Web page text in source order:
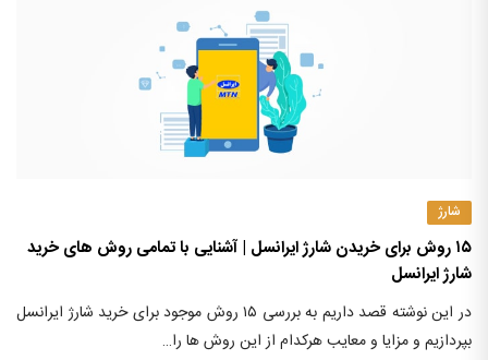
شارژ
۱۵ روش برای خریدن شارژ ایرانسل | آشنایی با تمامی روش های خرید
شارژ ایرانسل
در این نوشته قصد داریم به بررسی ۱۵ روش موجود برای خرید شارژ ایرانسل
بپردازیم و مزایا و معایب هرکدام از این روش ها را…